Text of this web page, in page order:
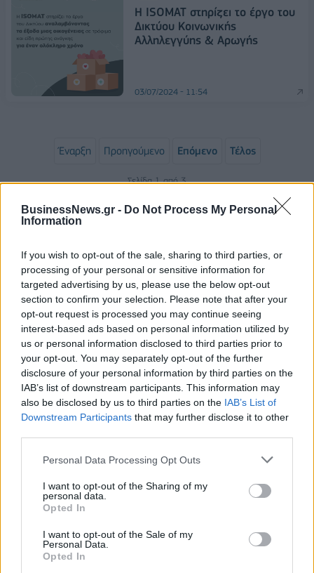
BusinessNews.gr - Do Not Process My Personal
Information
If you wish to opt-out of the sale, sharing to third parties, or
processing of your personal or sensitive information for
targeted advertising by us, please use the below opt-out
section to confirm your selection. Please note that after your
opt-out request is processed you may continue seeing
interest-based ads based on personal information utilized by
us or personal information disclosed to third parties prior to
your opt-out. You may separately opt-out of the further
disclosure of your personal information by third parties on the
IAB’s list of downstream participants. This information may
also be disclosed by us to third parties on the IAB’s List of
Downstream Participants that may further disclose it to other
Personal Data Processing Opt Outs
I want to opt-out of the Sharing of my
personal data.
Opted In
I want to opt-out of the Sale of my
Personal Data.
Opted In
Η ISOMAT στηρίζει το έργο του
Δικτύου Κοινωνικής
Αλληλεγγύης & Αρωγής
03/07/2024 - 11:54
Έναρξη Προηγούμενο Επόμενο Τέλος
Σελίδα 1 από 3
ΡΟΗ ΕΙΔΗΣΕΩΝ
ΥΠΑΑΤ: Επιπλέον 12,5 εκατ. ευρώ στις Περιφέρειες
για την ενίσχυση της βιοασφάλειας
Deloitte Ελλάδος: Χρηματοοικονομικός σύμβουλος
ενέργειας
07/08/2026 - 16:38
Στρατηγική επένδυση του EFA GROUP στη Fractal
για την ανάπτυξη προηγμένων αμυντικών
τεχνολογιών